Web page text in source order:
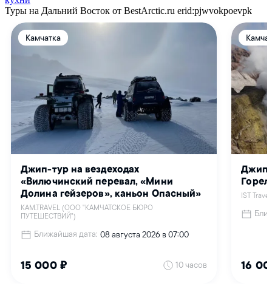
Туры на Дальний Восток от BestArctic.ru erid:pjwvokpoevpk